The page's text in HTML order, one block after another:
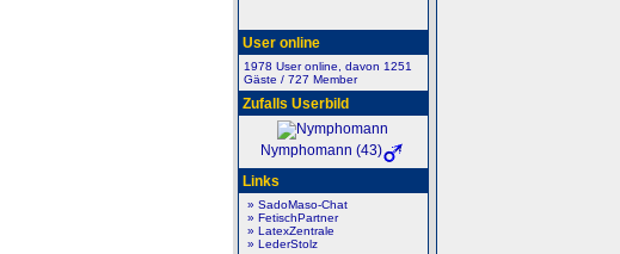
User online
1978 User online, davon 1251
Gäste / 727 Member
Zufalls Userbild
Nymphomann (43)
Links
» SadoMaso-Chat
» FetischPartner
» LatexZentrale
» LederStolz